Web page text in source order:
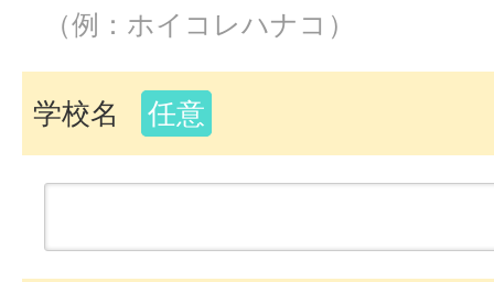
（例：ホイコレハナコ）
学校名 任意